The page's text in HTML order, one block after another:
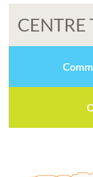
CENTRE